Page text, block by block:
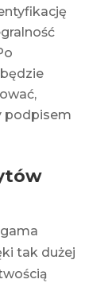
podpisem
tak dużej